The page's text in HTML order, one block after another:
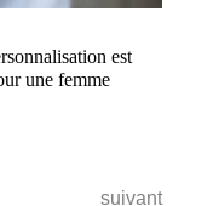
est
une femme
suivant